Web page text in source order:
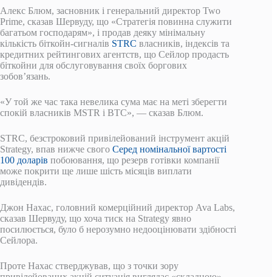
Алекс Блюм, засновник і генеральний директор Two
Prime, сказав Шервуду, що «Стратегія повинна служити
багатьом господарям», і продав деяку мінімальну
кількість біткойн-сигналів STRC власників, індексів та
кредитних рейтингових агентств, що Сейлор продасть
біткойни для обслуговування своїх боргових
зобов’язань.
«У той же час така невелика сума має на меті зберегти
спокій власників MSTR і BTC», — сказав Блюм.
STRC, безстроковий привілейований інструмент акцій
Strategy, впав нижче свого Серед номінальної вартості
100 доларів побоювання, що резерв готівки компанії
може покрити ще лише шість місяців виплати
дивідендів.
Джон Нахас, головний комерційний директор Ava Labs,
сказав Шервуду, що хоча тиск на Strategy явно
посилюється, було б нерозумно недооцінювати здібності
Сейлора.
Проте Нахас стверджував, що з точки зору